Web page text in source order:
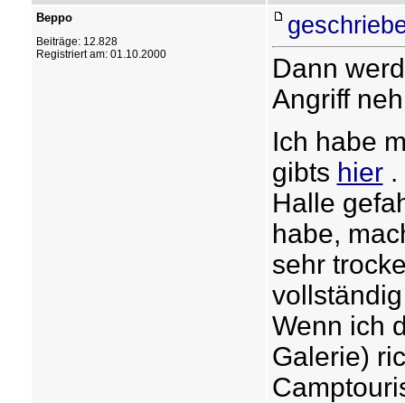
Beppo
Beiträge: 12.828
Registriert am: 01.10.2000
Dann
Angriff
Ich habe
gibts hier.
Halle
habe,
sehr
Wenn ich
Galerie)